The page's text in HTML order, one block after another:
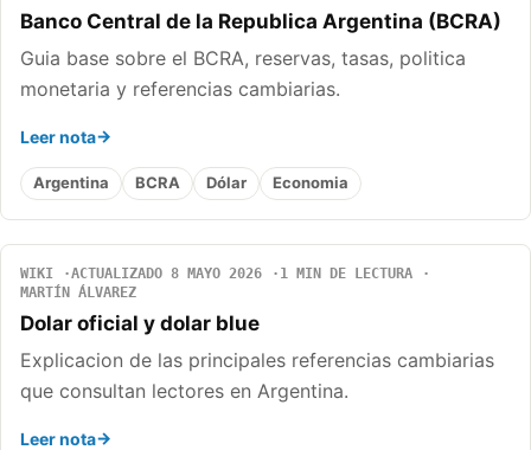
Banco Central de la Republica Argentina (BCRA)
Guia base sobre el BCRA, reservas, tasas, politica
monetaria y referencias cambiarias.
Leer nota
Argentina BCRA Dólar Economia
WIKI ACTUALIZADO 8 MAYO 2026
1 MIN DE LECTURA
MARTÍN ÁLVAREZ
Dolar oficial y dolar blue
Explicacion de las principales referencias cambiarias
que consultan lectores en Argentina.
Leer nota